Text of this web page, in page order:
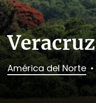
Veracruz
América del Norte